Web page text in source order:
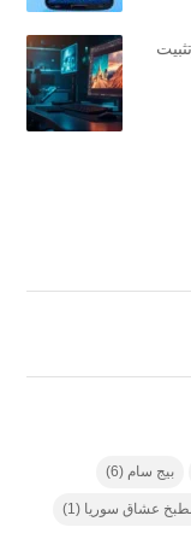
تحميل وتثبيت
بيج سام (6)
عشاق سوريا (1)